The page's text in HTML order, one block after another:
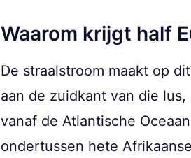
Waarom krijgt half
De straalstroom maakt op
aan de zuidkant van die
vanaf de Atlantische
ondertussen hete